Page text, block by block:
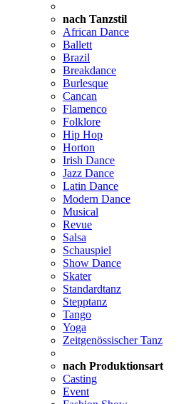
nach Tanzstil
African Dance
Ballett
Brazil
Breakdance
Burlesque
Cancan
Flamenco
Folklore
Hip Hop
Horton
Irish Dance
Jazz Dance
Latin Dance
Modern Dance
Musical
Revue
Salsa
Schauspiel
Show Dance
Skater
Standardtanz
Stepptanz
Tango
Yoga
Zeitgenössischer Tanz
nach Produktionsart
Casting
Event